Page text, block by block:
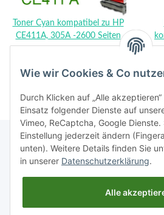
Toner Cyan kompatibel zu HP
CE411A, 305A -2600 Seiten
14,90 €*
Rechtliches
Wie wir Cookies & Co
Durch Klicken auf „Alle
Einsatz folgender Dienste auf
Vimeo, ReCaptcha, Google
Einstellung jederzeit ändern
unten). Weitere Details finden Sie
in unserer Datenschutzerklärung.
Alle